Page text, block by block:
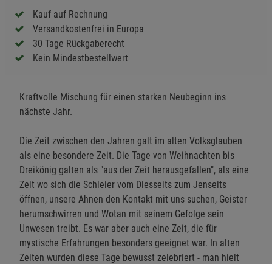
Kauf auf Rechnung
Versandkostenfrei in Europa
30 Tage Rückgaberecht
Kein Mindestbestellwert
Kraftvolle Mischung für einen starken Neubeginn ins
nächste Jahr.
Die Zeit zwischen den Jahren galt im alten Volksglauben
als eine besondere Zeit. Die Tage von Weihnachten bis
Dreikönig galten als "aus der Zeit herausgefallen", als eine
Zeit wo sich die Schleier vom Diesseits zum Jenseits
öffnen, unsere Ahnen den Kontakt mit uns suchen, Geister
herumschwirren und Wotan mit seinem Gefolge sein
Unwesen treibt. Es war aber auch eine Zeit, die für
mystische Erfahrungen besonders geeignet war. In alten
Zeiten wurden diese Tage bewusst zelebriert - man hielt